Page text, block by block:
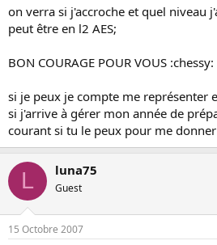
on verra si j'accroche et quel niveau
peut être en l2 AES;
BON COURAGE POUR VOUS :chessy:
si je peux je compte me représenter
si j'arrive à gérer mon année de
courant si tu le peux pour me
L luna75
Guest
15 Octobre 2007